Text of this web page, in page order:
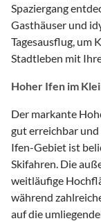
Spaziergang
Gasthäuser und
Tagesausflug, um
Stadtleben mit
Hoher Ifen im
Der markante
gut erreichbar
Ifen-Gebiet ist
Skifahren. Die
weitläufige
während
auf die